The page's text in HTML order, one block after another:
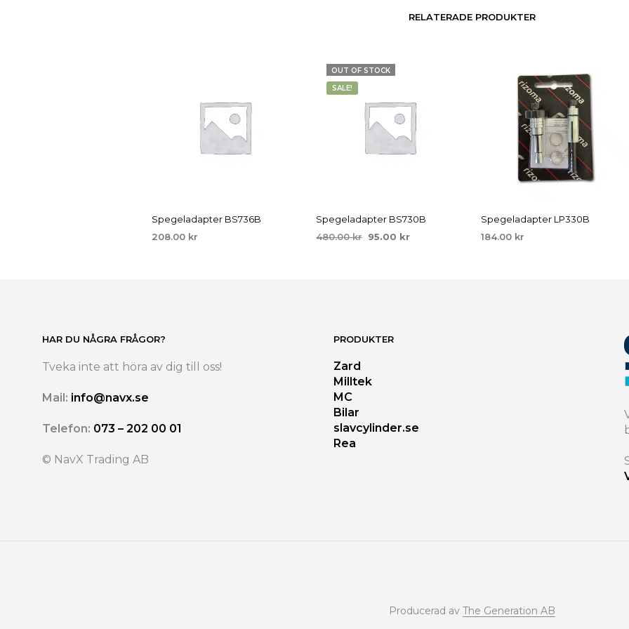
RELATERADE PRODUKTER
Spegeladapter BS736B
208.00 kr
OUT OF STOCK
SALE!
Spegeladapter BS730B
480.00kr Det
95.00 krDet
Spegeladapter LP330B
184.00 kr
HAR DU NÅGRA FRÅGOR?
Tveka inte att höra av dig till oss!
Mail: info@navx.se
Telefon: 073 – 202 00 01
© NavX Trading AB
PRODUKTER
Zard
Milltek
MC
Bilar
slavcylinder.se
Rea
Producerad av The Generation AB